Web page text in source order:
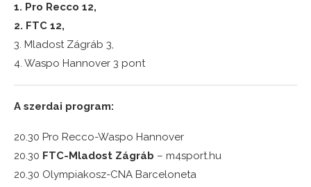
1. Pro Recco 12,
2. FTC 12,
3. Mladost Zágráb 3,
4. Waspo Hannover 3 pont
A szerdai program:
20.30 Pro Recco-Waspo Hannover
20.30 FTC-Mladost Zágráb – m4sport.hu
20.30 Olympiakosz-CNA Barceloneta